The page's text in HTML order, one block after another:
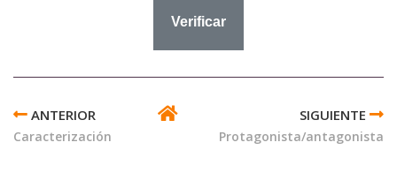
TRANSVERSALES
DE
Caracterización Protagonista/antagonista